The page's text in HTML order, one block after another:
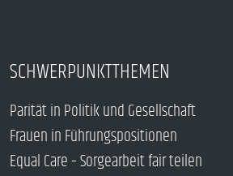
SCHWERPUNKTTHEMEN
Parität in Politik und Gesellschaft
Frauen in Führungspositionen
Equal Care – Sorgearbeit fair teilen